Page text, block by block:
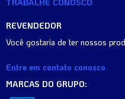
REVENDEDOR
Você gostaria de ter nossos
Entre em contato conosco
MARCAS DO GRUPO: